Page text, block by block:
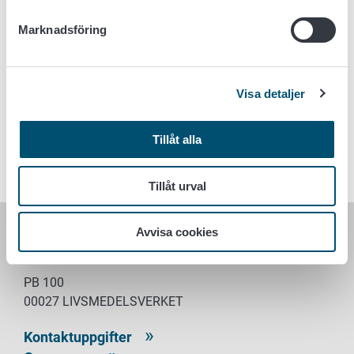
Marknadsföring
Visa detaljer
Tillåt alla
Tillåt urval
Avvisa cookies
Mer information om utarbetandet av
vientihankkeet@ruokavirasto.fi
Nyckelord
Export
PB 100
00027 LIVSMEDELSVERKET
Kontaktuppgifter